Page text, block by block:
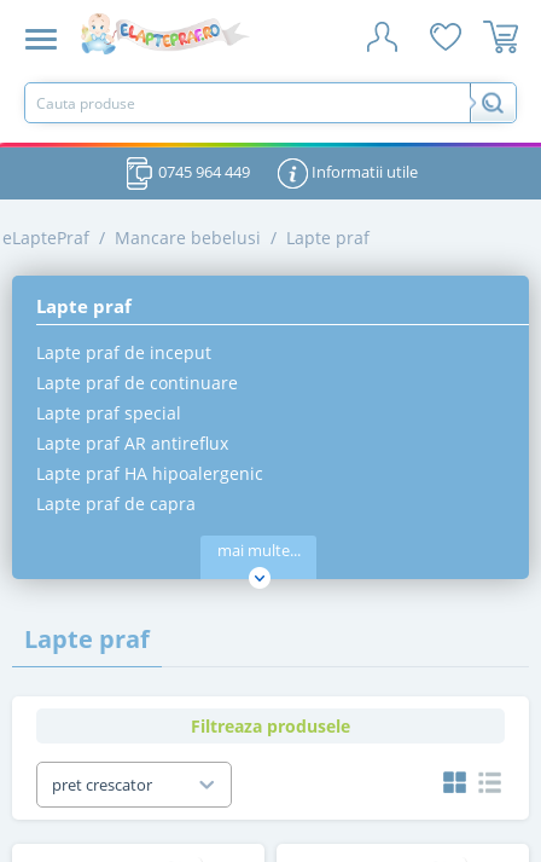
0745 964 449 Informatii utile
eLaptePraf / Mancare bebelusi / Lapte praf
Lapte praf
Lapte praf de inceput
Lapte praf de continuare
Lapte praf special
Lapte praf AR antireflux
Lapte praf HA hipoalergenic
Lapte praf de capra
mai multe...
Lapte praf
Filtreaza produsele
pret crescator